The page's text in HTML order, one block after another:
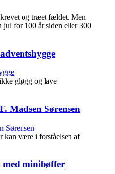
og træet fældet. Men
for 100 år siden eller 300
gløgg og lave
Madsen Sørensen
kan være i forståelsen af
med minibøffer